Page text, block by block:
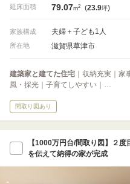
延床面積 79.07m2 (23.9坪)
家族構成 夫婦＋子ども1人
所在地 滋賀県草津市
建築家と建てた住宅 ｜収納充実｜
風・採光｜子育てしやすい｜…
間取り図あり
【1000万円台/間取り図】２
を伝えて納得の家が完成